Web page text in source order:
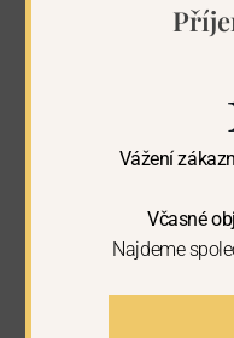
Vážení
Včasné
Najdeme